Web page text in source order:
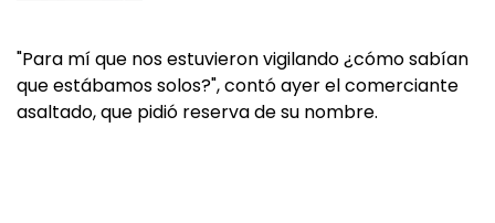
"Para mí que nos estuvieron vigilando ¿cómo sabían
que estábamos solos?", contó ayer el comerciante
asaltado, que pidió reserva de su nombre.